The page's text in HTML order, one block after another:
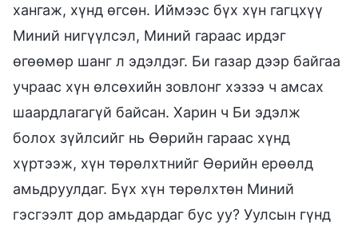
хангаж, хүнд өгсөн. Иймээс бүх хүн гагцхүү
Миний нигүүлсэл, Миний гараас ирдэг
өгөөмөр шанг л эдэлдэг. Би газар дээр байгаа
учраас хүн өлсөхийн зовлонг хэзээ ч амсах
шаардлагагүй байсан. Харин ч Би эдэлж
болох зүйлсийг нь Өөрийн гараас хүнд
хүртээж, хүн төрөлхтнийг Өөрийн ерөөлд
амьдруулдаг. Бүх хүн төрөлхтөн Миний
гэсгээлт дор амьдардаг бус уу? Уулсын гүнд